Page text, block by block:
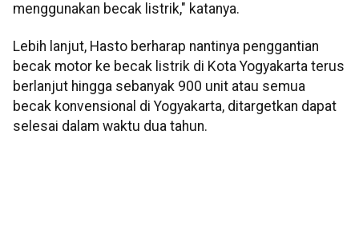
menggunakan becak listrik," katanya.
Lebih lanjut, Hasto berharap nantinya penggantian
becak motor ke becak listrik di Kota Yogyakarta terus
berlanjut hingga sebanyak 900 unit atau semua
becak konvensional di Yogyakarta, ditargetkan dapat
selesai dalam waktu dua tahun.